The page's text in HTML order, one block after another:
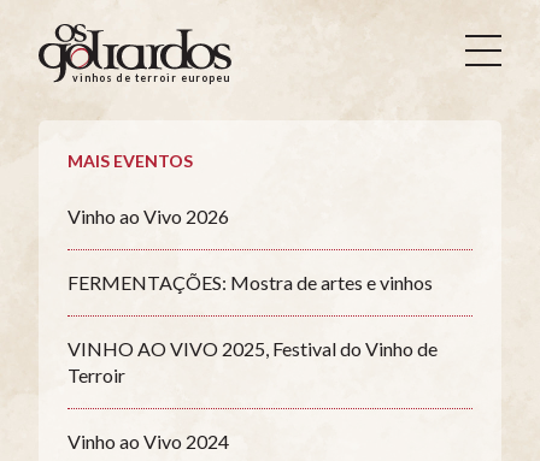
Os
Goliardos
Vinhos
Terroir
vinhos de terroir europeus
MAIS EVENTOS
Vinho ao Vivo 2026
FERMENTAÇÕES: Mostra de artes e vinhos
VINHO AO VIVO 2025, Festival do Vinho de
Terroir
Vinho ao Vivo 2024